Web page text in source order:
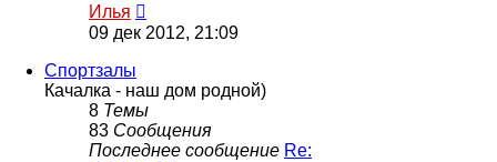
Илья
к
09 дек 2012, 21:09
Спортзалы
Качалка - наш дом родной)
8 Темы
83 Сообщения
Последнее сообщение Re: